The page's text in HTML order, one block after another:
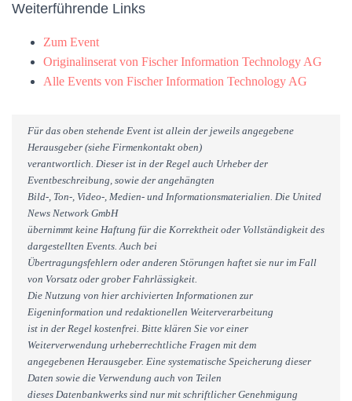
Weiterführende Links
Zum Event
Originalinserat von Fischer Information Technology AG
Alle Events von Fischer Information Technology AG
Für das oben stehende Event ist allein der jeweils angegebene
Herausgeber (siehe Firmenkontakt oben)
verantwortlich. Dieser ist in der Regel auch Urheber der
Eventbeschreibung, sowie der angehängten
Bild-, Ton-, Video-, Medien- und Informationsmaterialien. Die United
News Network GmbH
übernimmt keine Haftung für die Korrektheit oder Vollständigkeit des
dargestellten Events. Auch bei
Übertragungsfehlern oder anderen Störungen haftet sie nur im Fall
von Vorsatz oder grober Fahrlässigkeit.
Die Nutzung von hier archivierten Informationen zur
Eigeninformation und redaktionellen Weiterverarbeitung
ist in der Regel kostenfrei. Bitte klären Sie vor einer
Weiterverwendung urheberrechtliche Fragen mit dem
angegebenen Herausgeber. Eine systematische Speicherung dieser
Daten sowie die Verwendung auch von Teilen
dieses Datenbankwerks sind nur mit schriftlicher Genehmigung